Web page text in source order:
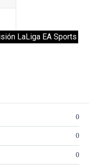
LaLiga EA Sports